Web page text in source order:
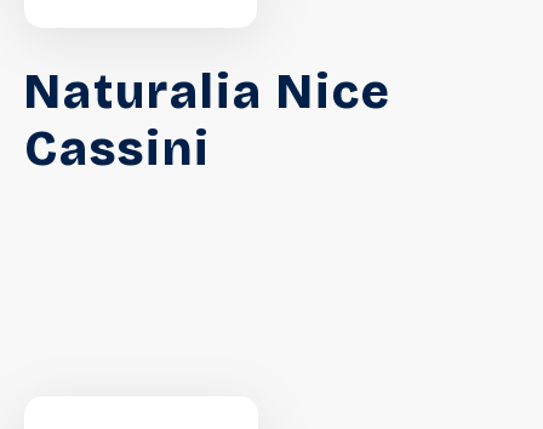
Naturalia Nice
Cassini